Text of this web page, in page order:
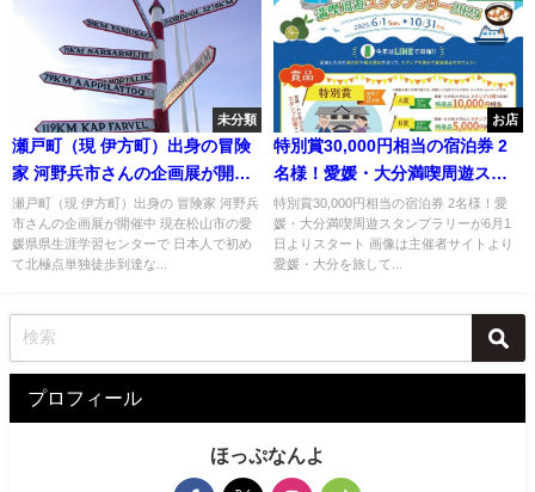
未分類
瀬戸町（現 伊方町）出身の冒険
家 河野兵市さんの企画展が開催
中
瀬戸町（現 伊方町）出身の 冒険家 河野兵
市さんの企画展が開催中 現在松山市の愛
媛県県生涯学習センターで 日本人で初め
て北極点単独徒歩到達な...
お店
特別賞30,000円相当の宿泊券 2
名様！愛媛・大分満喫周遊スタ
ンプラリーが6月1日よりスター
ト
特別賞30,000円相当の宿泊券 2名様！愛
媛・大分満喫周遊スタンプラリーが6月1
日よりスタート 画像は主催者サイトより
愛媛・大分を旅して...
プロフィール
ほっぷなんよ